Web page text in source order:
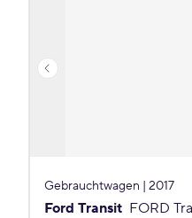
Gebrauchtwagen | 2017
Ford Transit FORD